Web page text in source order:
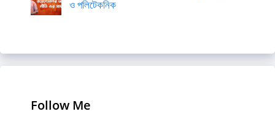
ও পলিটেকনিক
Follow Me